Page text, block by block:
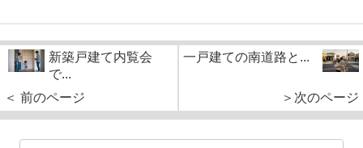
新築戸建て内覧会
で...
＜ 前のページ
一戸建ての南道路と...
＞次のページ